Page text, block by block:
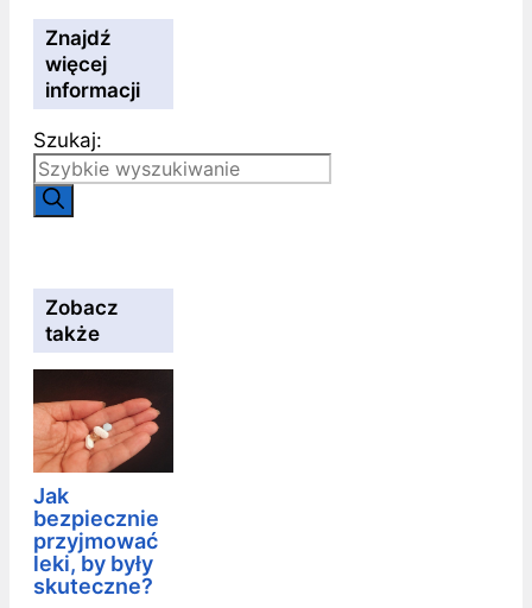
Znajdź
więcej
informacji
Szukaj:
Zobacz
także
Jak
bezpiecznie
przyjmować
leki, by były
skuteczne?